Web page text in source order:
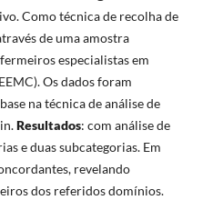
Como técnica de recolha de
de uma amostra
especialistas em
Os dados foram
na técnica de análise de
Resultados: com análise de
e duas subcategorias. Em
revelando
dos referidos domínios.